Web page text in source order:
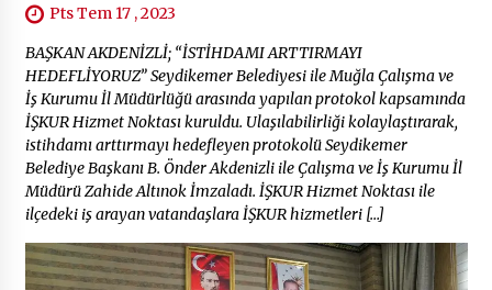
Pts Tem 17 , 2023
BAŞKAN AKDENİZLİ; “İSTİHDAMI ARTTIRMAYI
HEDEFLİYORUZ” Seydikemer Belediyesi ile Muğla Çalışma ve
İş Kurumu İl Müdürlüğü arasında yapılan protokol kapsamında
İŞKUR Hizmet Noktası kuruldu. Ulaşılabilirliği kolaylaştırarak,
istihdamı arttırmayı hedefleyen protokolü Seydikemer
Belediye Başkanı B. Önder Akdenizli ile Çalışma ve İş Kurumu İl
Müdürü Zahide Altınok İmzaladı. İŞKUR Hizmet Noktası ile
ilçedeki iş arayan vatandaşlara İŞKUR hizmetleri […]